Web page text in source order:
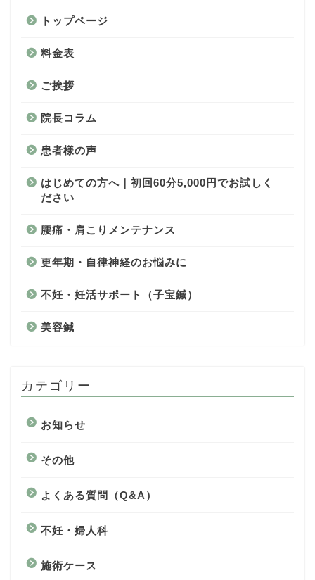
トップページ
料金表
ご挨拶
院長コラム
患者様の声
はじめての方へ｜初回60分5,000円でお試しく
ださい
腰痛・肩こりメンテナンス
更年期・自律神経のお悩みに
不妊・妊活サポート（子宝鍼）
美容鍼
カテゴリー
お知らせ
その他
よくある質問（Q&A）
不妊・婦人科
施術ケース